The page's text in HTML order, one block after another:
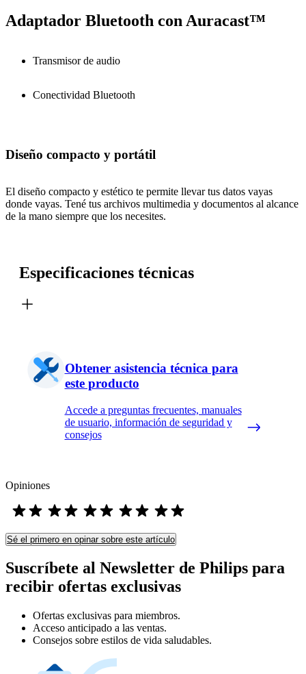
Adaptador Bluetooth con Auracast™
Transmisor de audio
Conectividad Bluetooth
Diseño compacto y portátil
El diseño compacto y estético te permite llevar tus datos vayas
donde vayas. Tené tus archivos multimedia y documentos al alcance
de la mano siempre que los necesites.
Especificaciones técnicas
Obtener asistencia técnica para
este producto
Accede a preguntas frecuentes, manuales
de usuario, información de seguridad y
consejos
Opiniones
Sé el primero en opinar sobre este artículo
Suscríbete al Newsletter de Philips para
recibir ofertas exclusivas
Ofertas exclusivas para miembros.
Acceso anticipado a las ventas.
Consejos sobre estilos de vida saludables.